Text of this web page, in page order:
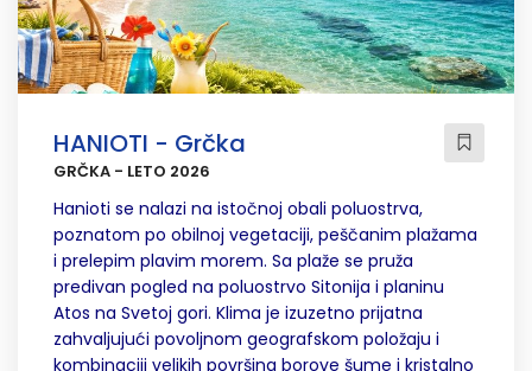
HANIOTI - Grčka
GRČKA - LETO 2026
Hanioti se nalazi na istočnoj obali poluostrva,
poznatom po obilnoj vegetaciji, peščanim plažama
i prelepim plavim morem. Sa plaže se pruža
predivan pogled na poluostrvo Sitonija i planinu
Atos na Svetoj gori. Klima je izuzetno prijatna
zahvaljujući povoljnom geografskom položaju i
kombinaciji velikih površina borove šume i kristalno